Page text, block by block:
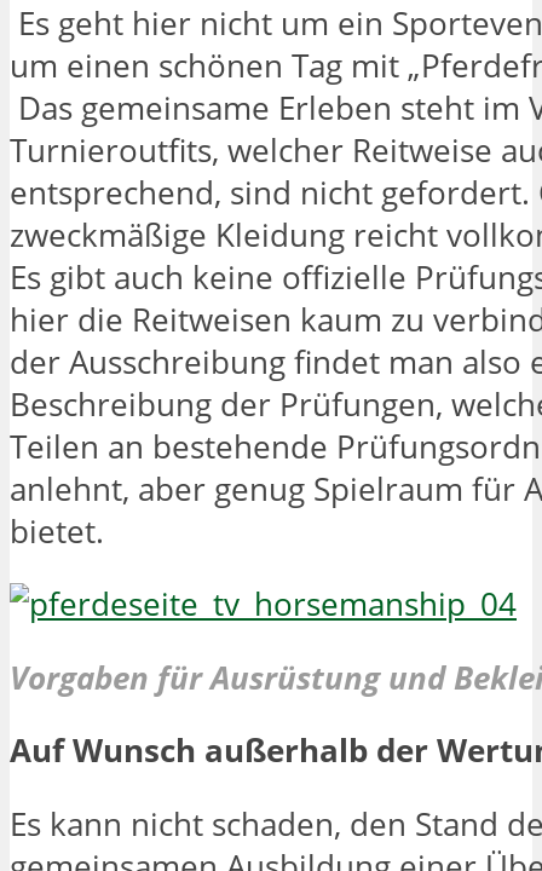
Es geht hier nicht um ein
um einen schönen Tag mit
Das gemeinsame Erleben steht im
Turnieroutfits, welcher Reitweise
entsprechend, sind nicht gefordert.
zweckmäßige Kleidung reicht
Es gibt auch keine offizielle
hier die Reitweisen kaum zu
der Ausschreibung findet man also
Beschreibung der Prüfungen,
Teilen an bestehende
anlehnt, aber genug Spielraum für
bietet.
Vorgaben für Ausrüstung und
Auf Wunsch außerhalb der
Es kann nicht schaden, den Stand